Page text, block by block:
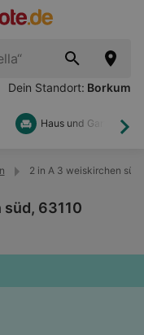
Dein Standort: Borkum
Haus und Garten
2 in A 3 weiskirchen
63110